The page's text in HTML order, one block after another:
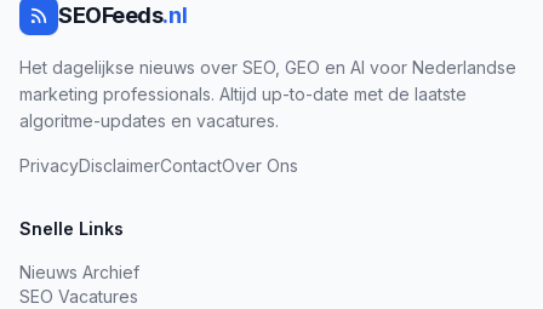
SEOFeeds.nl
Het dagelijkse nieuws over SEO, GEO en AI voor Nederlandse
marketing professionals. Altijd up-to-date met de laatste
algoritme-updates en vacatures.
PrivacyDisclaimerContactOver Ons
Snelle Links
Nieuws Archief
SEO Vacatures